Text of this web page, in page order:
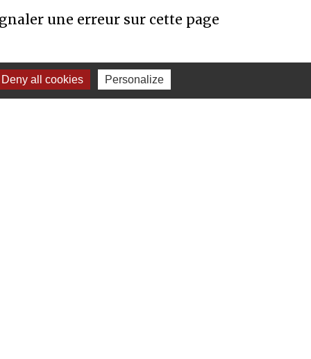
une erreur sur cette page
Deny all cookies Personalize